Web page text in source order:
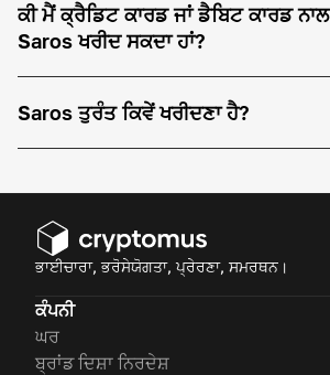
ਕੀ ਮੈਂ ਕ੍ਰੈਡਿਟ ਕਾਰਡ ਜਾਂ ਡੈਬਿਟ ਕਾਰਡ ਨਾਲ
Saros ਖਰੀਦ ਸਕਦਾ ਹਾਂ?
Saros ਤੁਰੰਤ ਕਿਵੇਂ ਖਰੀਦਣਾ ਹੈ?
ਭਾਈਚਾਰਾ, ਭਰੋਸੇਯੋਗਤਾ, ਪ੍ਰੇਰਣਾ, ਸਮਰਥਨ।
ਕੰਪਨੀ
ਘਰ
ਬ੍ਰਾਂਡ ਦਿਸ਼ਾ ਨਿਰਦੇਸ਼